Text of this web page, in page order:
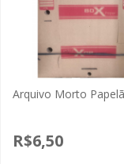
Arquivo Morto
R$6,50